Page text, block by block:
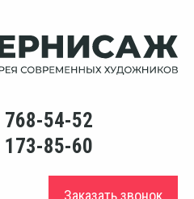
768-54-52
173-85-60